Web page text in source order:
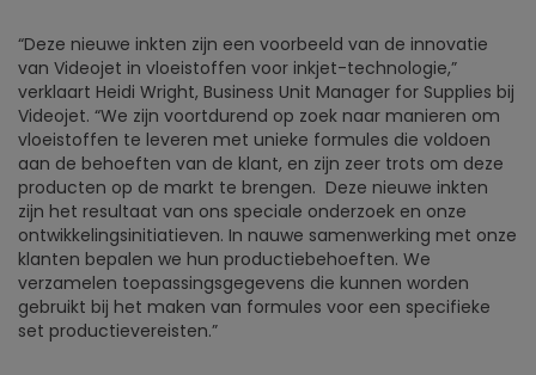
“Deze nieuwe inkten zijn een voorbeeld van de innovatie
van Videojet in vloeistoffen voor inkjet-technologie,”
verklaart Heidi Wright, Business Unit Manager for Supplies bij
Videojet. “We zijn voortdurend op zoek naar manieren om
vloeistoffen te leveren met unieke formules die voldoen
aan de behoeften van de klant, en zijn zeer trots om deze
producten op de markt te brengen. Deze nieuwe inkten
zijn het resultaat van ons speciale onderzoek en onze
ontwikkelingsinitiatieven. In nauwe samenwerking met onze
klanten bepalen we hun productiebehoeften. We
verzamelen toepassingsgegevens die kunnen worden
gebruikt bij het maken van formules voor een specifieke
set productievereisten.”